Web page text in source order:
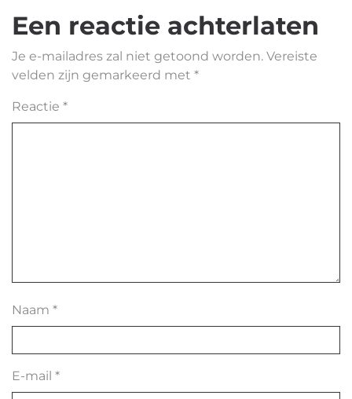
Een reactie achterlaten
Je e-mailadres zal niet getoond worden. Vereiste
velden zijn gemarkeerd met *
Reactie *
Naam *
E-mail *